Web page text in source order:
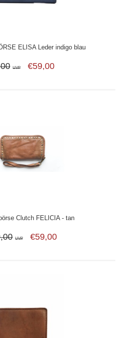
ELISA Leder indigo blau
UVP €59,00
Clutch FELICIA - tan
UVP €59,00